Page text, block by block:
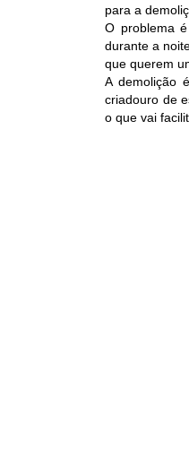
para a
O problema
durante a
que querem
A demolição
criadouro de
o que vai